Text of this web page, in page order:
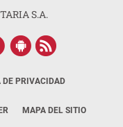
S.A.
DE PRIVACIDAD
MAPA DEL SITIO